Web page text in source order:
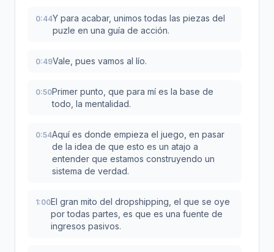
0:44Y para acabar, unimos todas las piezas del
puzle en una guía de acción.
0:49Vale, pues vamos al lío.
0:50Primer punto, que para mí es la base de
todo, la mentalidad.
0:54Aquí es donde empieza el juego, en pasar
de la idea de que esto es un atajo a
entender que estamos construyendo un
sistema de verdad.
1:00El gran mito del dropshipping, el que se oye
por todas partes, es que es una fuente de
ingresos pasivos.